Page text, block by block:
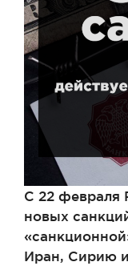
С 22 февраля
новых
Иран, Сирию